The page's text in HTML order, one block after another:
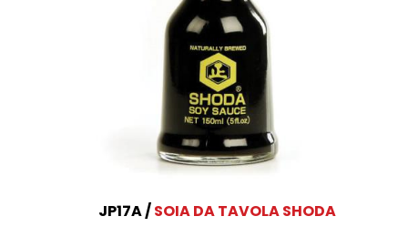
JP17A
SOIA DA TAVOLA SHODA